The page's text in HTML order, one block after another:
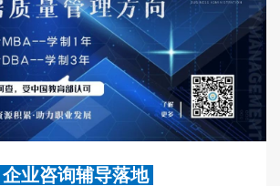
企业咨询辅导落地